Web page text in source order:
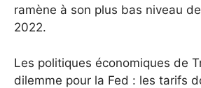
ramène à son plus bas niveau
2022.
Les politiques économiques de
dilemme pour la Fed : les tarifs